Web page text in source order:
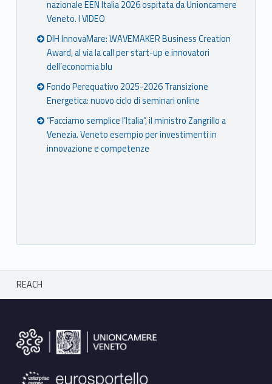
nazionale EEN Italia 2026 ospitata da Unioncamere
Veneto. I VIDEO
DIH InnovaMare: WAVEMAKER Business Creation
Award, al via la call per start-up e innovatori
dell’economia blu
Fondo Perequativo 2025-2026 Transizione
Energetica: nuovo ciclo di seminari online
“Facciamo semplice l’Italia”, il ministro Zangrillo a
Venezia. Veneto esempio per investimenti in
innovazione e competenze
Breadcrumbs navigation
REACH